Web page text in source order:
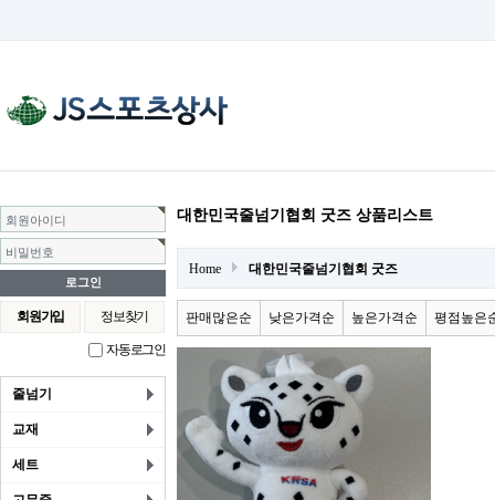
회원아이디
비밀번호
회원가입 정보찾기
자동로그인
줄넘기
교재
세트
대한민국줄넘기협회 굿즈 상품리스트
Home 대한민국줄넘기협회 굿즈
판매많은순 낮은가격순 높은가격순 평점높은